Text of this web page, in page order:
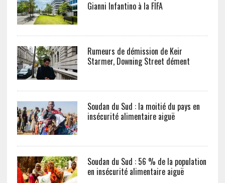
Gianni Infantino à la FIFA
Rumeurs de démission de Keir
Starmer, Downing Street dément
Soudan du Sud : la moitié du pays en
insécurité alimentaire aiguë
Soudan du Sud : 56 % de la population
en insécurité alimentaire aiguë